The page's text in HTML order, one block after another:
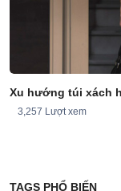
Xu hướng túi xách
3,257 Lượt xem
TAGS PHỔ BIẾN